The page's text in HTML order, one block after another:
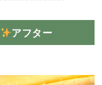
アフター